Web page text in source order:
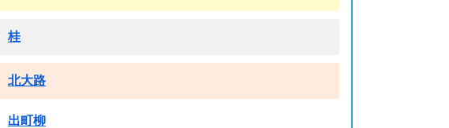
桂
北大路
出町柳